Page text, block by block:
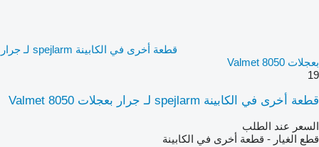
قطعة أخرى في الكابينة spejlarm لـ جرار
بعجلات Valmet 8050
19
قطعة أخرى في الكابينة spejlarm لـ جرار بعجلات Valmet 8050
السعر عند الطلب
قطع الغيار - قطعة أخرى في الكابينة